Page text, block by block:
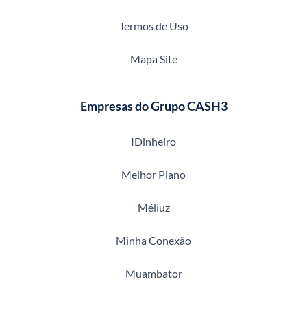
Termos de Uso
Mapa Site
Empresas do Grupo CASH3
IDinheiro
Melhor Plano
Méliuz
Minha Conexão
Muambator